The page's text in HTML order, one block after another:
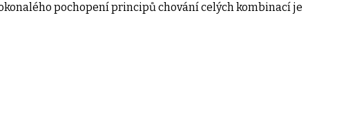
pochopení principů chování celých kombinací je